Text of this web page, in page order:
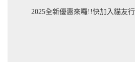
2025全新優惠來囉!!快加入貓友